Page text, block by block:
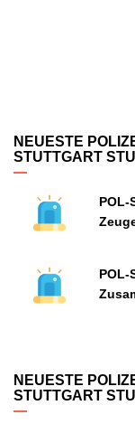
NEUESTE
STUTTGART
POL-
POL-
NEUESTE
STUTTGART